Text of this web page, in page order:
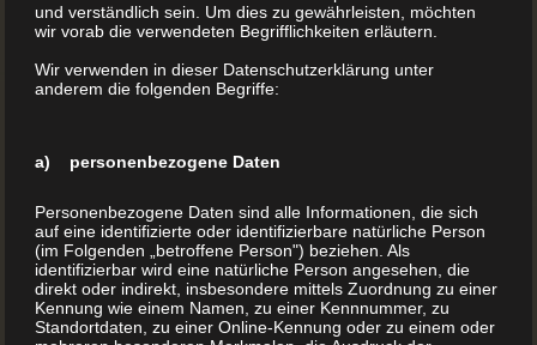
Menschen muss es sich ähnlich angefühlt haben, wie
einige Jahrhunderte später der Sprung ins Industrie- oder
aktuell ins Internetzeitalter.
Buchdrucks
Das Buch im Regal, für uns eine lieb gewordene
Selbstverständlichkeit, war bis zum 15. Jahrhundert
etwas Außergewöhnliches, oft mehr ein Kunstwerk als auf
Papier festgehaltene Worte. Der bereits Jahrhunderte vor
und verständlich sein. Um dies zu gewährleisten, möchten
wir vorab die verwendeten Begrifflichkeiten erläutern.
Wir verwenden in dieser Datenschutzerklärung unter
anderem die folgenden Begriffe:
a) personenbezogene Daten
Personenbezogene Daten sind alle Informationen, die sich
auf eine identifizierte oder identifizierbare natürliche Person
(im Folgenden „betroffene Person") beziehen. Als
identifizierbar wird eine natürliche Person angesehen, die
direkt oder indirekt, insbesondere mittels Zuordnung zu einer
Kennung wie einem Namen, zu einer Kennnummer, zu
Standortdaten, zu einer Online-Kennung oder zu einem oder